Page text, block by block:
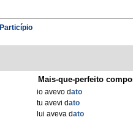
Particípio
Mais-que-perfeito
io avevo dato
tu avevi dato
lui aveva dato